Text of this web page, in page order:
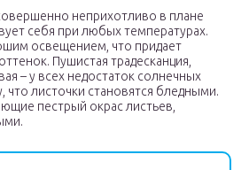
неприхотливо в плане
себя при любых температурах.
освещением, что придает
Пушистая традесканция,
– у всех недостаток солнечных
что листочки становятся бледными.
пестрый окрас листьев,